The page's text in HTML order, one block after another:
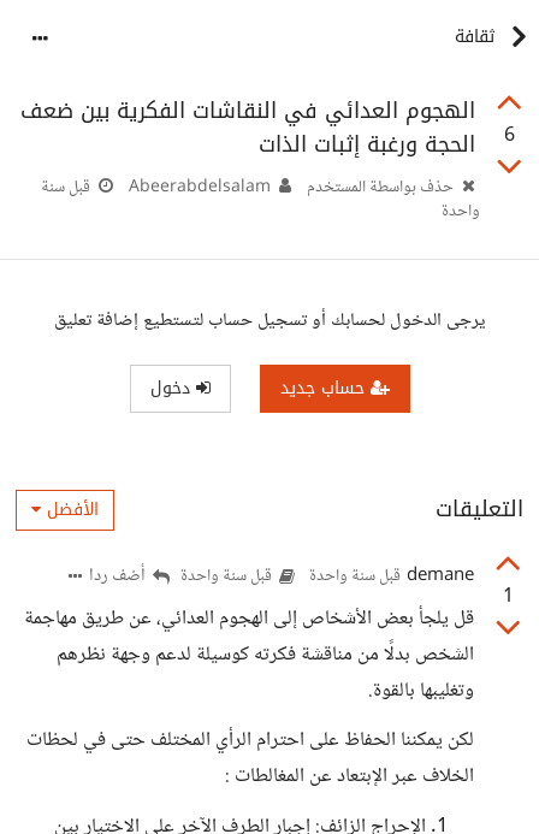
ثقافة
6
الهجوم العدائي في النقاشات الفكرية بين ضعف
الحجة ورغبة إثبات الذات
حذف بواسطة المستخدم
قبل سنة
واحدة
يرجى الدخول لحسابك أو تسجيل حساب لتستطيع إضافة تعليق
حساب جديد دخول
التعليقات الأفضل
1
demane قبل سنة واحدة قبل سنة واحدة أضف ردا
قل يلجأ بعض الأشخاص إلى الهجوم العدائي، عن طريق مهاجمة
الشخص بدلًا من مناقشة فكرته كوسيلة لدعم وجهة نظرهم
وتغليبها بالقوة.
لكن يمكننا الحفاظ على احترام الرأي المختلف حتى في لحظات
الخلاف عبر الإبتعاد عن المغالطات :